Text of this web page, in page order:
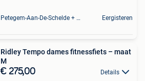
Petegem-Aan-De-Schelde + Deel Van Oudenaarde Eergisteren
Ridley Tempo dames fitnessfiets – maat
M
€ 275,00 Details